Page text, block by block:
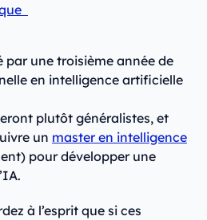
par une troisième année de
en intelligence artificielle
plutôt généralistes, et
un master en intelligence
pour développer une
à l’esprit que si ces